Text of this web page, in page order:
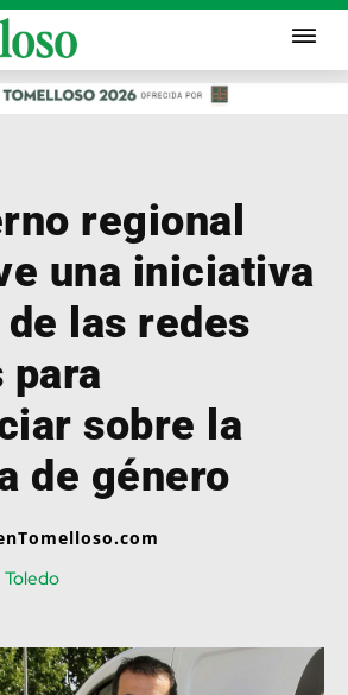
regional
una iniciativa
las redes
para
sobre la
de género
Toledo